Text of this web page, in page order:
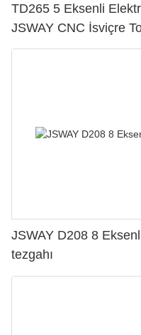
TD265 5 Eksenli
JSWAY CNC İsviçre
JSWAY D208 8
tezgahı